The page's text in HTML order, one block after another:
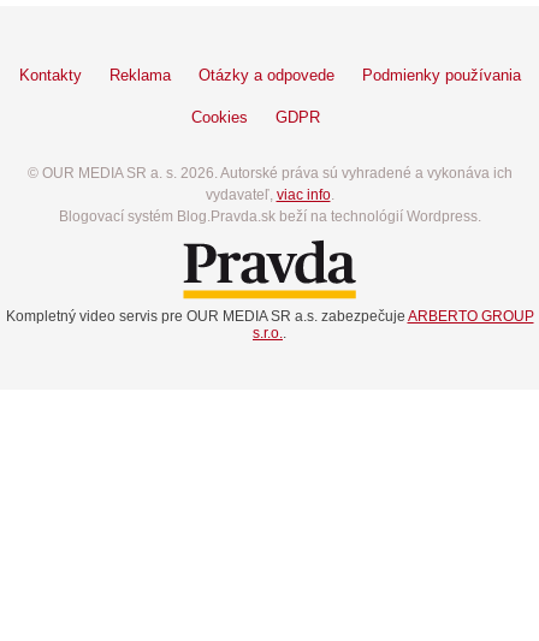
Kontakty Reklama Otázky a odpovede Podmienky používania
Cookies GDPR
© OUR MEDIA SR a. s. 2026. Autorské práva sú vyhradené a vykonáva ich
vydavateľ, viac info.
Blogovací systém Blog.Pravda.sk beží na technológií Wordpress.
Kompletný video servis pre OUR MEDIA SR a.s. zabezpečuje ARBERTO GROUP
s.r.o..